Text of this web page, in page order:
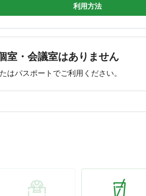
火）
利用時間外
）
10:00〜18:00
木）
10:00〜18:00
利用方法
室・会議室はありません
はパスポートでご利用ください。